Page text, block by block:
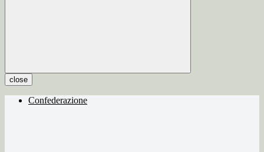
close
Confederazione